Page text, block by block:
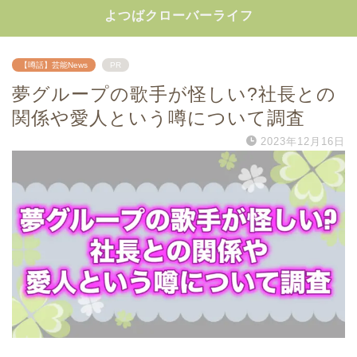
よつばクローバーライフ
【噂話】芸能News PR
夢グループの歌手が怪しい?社長との
関係や愛人という噂について調査
2023年12月16日